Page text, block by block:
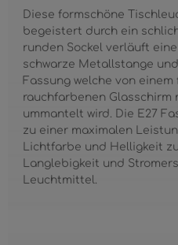
Diese formschöne
begeistert durch ein
runden Sockel verläuft
schwarze Metallstange
Fassung welche von
rauchfarbenen Glasschirm
ummantelt wird. Die E27
zu einer maximalen
Lichtfarbe und Helligkeit
Langlebigkeit und
Leuchtmittel.